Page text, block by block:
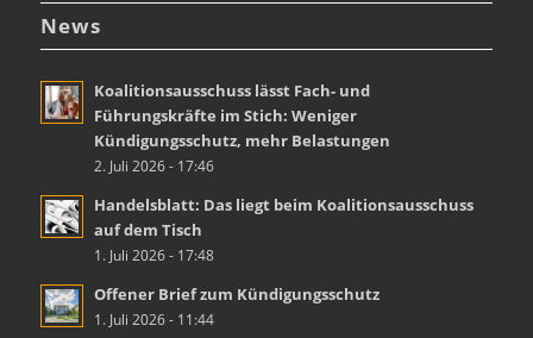
News
Koalitionsausschuss lässt Fach- und
Führungskräfte im Stich: Weniger
Kündigungsschutz, mehr Belastungen
2. Juli 2026 - 17:46
Handelsblatt: Das liegt beim Koalitionsausschuss
auf dem Tisch
1. Juli 2026 - 17:48
Offener Brief zum Kündigungsschutz
1. Juli 2026 - 11:44